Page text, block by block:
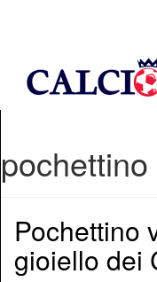
pochettino
Pochettino
gioiello dei